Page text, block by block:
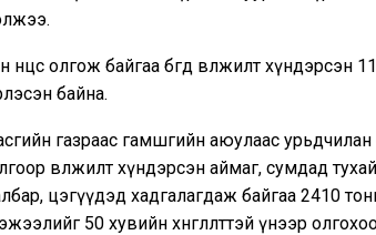
олгож байгаа бөгөөд өвөлжилт хүндэрсэн
байна.
газраас гамшгийн аюулаас урьдчилан
өвөлжилт хүндэрсэн аймаг, сумдад
цэгүүдэд хадгалагдаж байгаа 2410
50 хувийн хөнгөлөлттэй үнээр